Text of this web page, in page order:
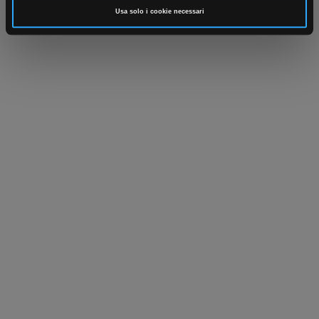
Usa solo i cookie necessari